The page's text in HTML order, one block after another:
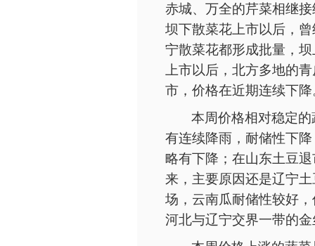
赤城、万全的芹菜相继
坝下散菜花上市以后，
宁散菜花都形成批量，
上市以后，北方多地的
市，价格在近期连续下降
本周价格相对稳定
有连续降雨，耐储性下
略有下降；在山东土豆
来，主要原因还是辽宁
场，云南瓜耐储性较好
河北与辽宁交界一带的